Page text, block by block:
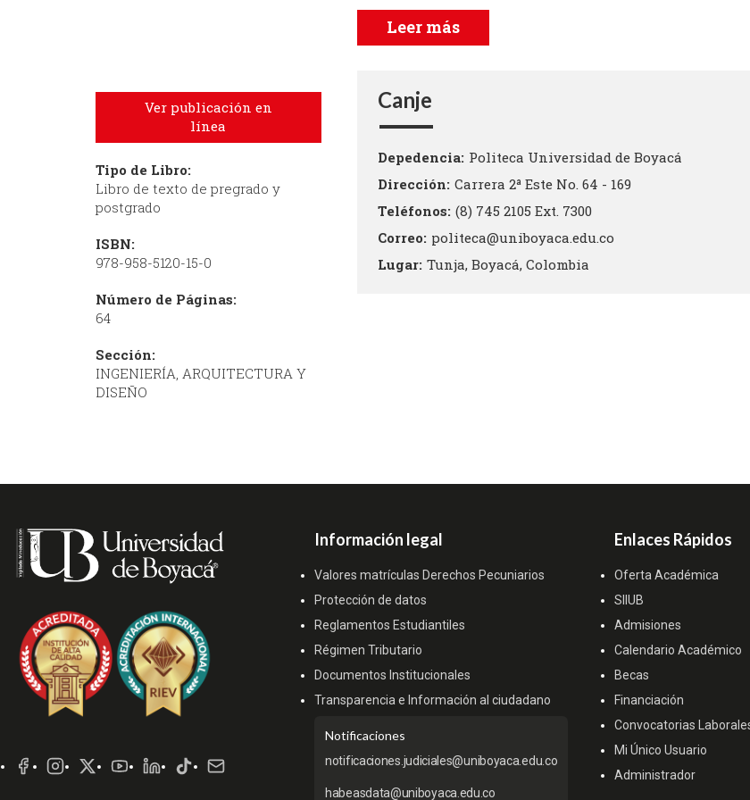
Leer más
Canje
Depedencia Politeca Universidad de Boyacá
Dirección Carrera 2ª Este No. 64 - 169
Teléfonos (8) 745 2105 Ext. 7300
Correo politeca@uniboyaca.edu.co
Lugar Tunja, Boyacá, Colombia
Ver publicación en
línea
Tipo de Libro:
Libro de texto de pregrado y
postgrado
ISBN:
978-958-5120-15-0
Número de Páginas:
64
Sección:
INGENIERÍA, ARQUITECTURA Y
DISEÑO
Sociales
Información legal
Valores matrículas Derechos Pecuniarios
Protección de datos
Reglamentos Estudiantiles
Régimen Tributario
Documentos Institucionales
Transparencia e Información al ciudadano
Notificaciones
notificaciones.judiciales@uniboyaca.edu.co
habeasdata@uniboyaca.edu.co
Enlaces Rápidos
Oferta Académica
SIIUB
Admisiones
Calendario Académico
Becas
Financiación
Convocatorias
Mi Único Usuario
Administrador